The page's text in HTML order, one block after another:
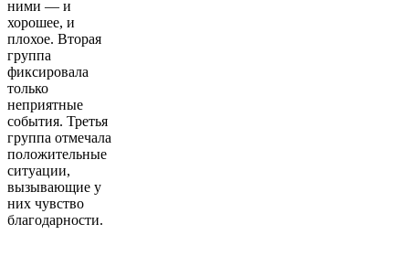
ними — и
хорошее, и
плохое. Вторая
группа
фиксировала
только
неприятные
события. Третья
группа отмечала
положительные
ситуации,
вызывающие у
них чувство
благодарности.